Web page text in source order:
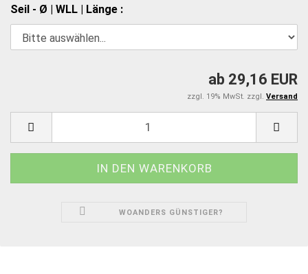
Seil - Ø | WLL | Länge :
ab 29,16 EUR
zzgl. 19% MwSt. zzgl. Versand
WOANDERS GÜNSTIGER?